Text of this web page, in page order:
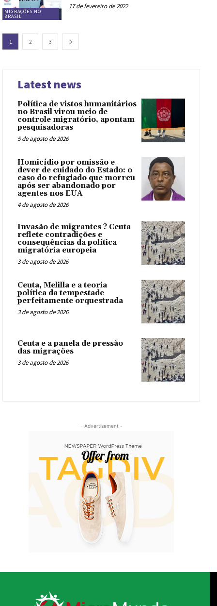
MIGRAÇÕES NO
BRASIL
17 de fevereiro de 2022
1 2 3
Latest news
Política de vistos humanitários
no Brasil virou meio de
controle migratório, apontam
pesquisadoras
5 de agosto de 2026
Homicídio por omissão e
dever de cuidado do Estado: o
caso do refugiado que morreu
após ser abandonado por
agentes nos EUA
4 de agosto de 2026
Invasão de migrantes ? Ceuta
reflete contradições e
consequências da política
migratória europeia
3 de agosto de 2026
Ceuta, Melilla e a teoria
política da tempestade
perfeitamente orquestrada
3 de agosto de 2026
Ceuta e a panela de pressão
das migrações
3 de agosto de 2026
- Advertisement -